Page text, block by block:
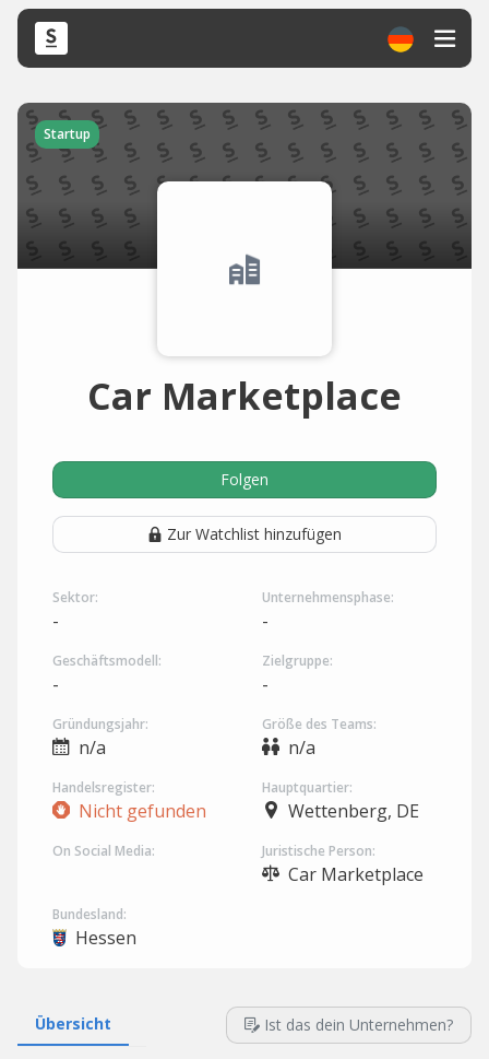
Startup
Car Marketplace
Folgen
Zur Watchlist hinzufügen
Sektor:
-
Unternehmensphase:
-
Geschäftsmodell:
-
Zielgruppe:
-
Gründungsjahr:
n/a
Größe des Teams:
n/a
Handelsregister:
Nicht gefunden
Hauptquartier:
Wettenberg, DE
On Social Media: Juristische Person:
Car Marketplace
Bundesland:
Hessen
Übersicht Ist das dein Unternehmen?